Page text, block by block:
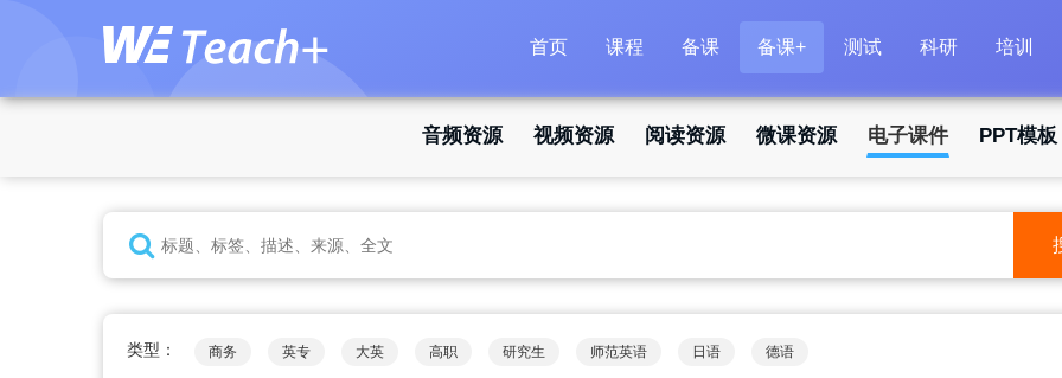
首页 课程 备课 备课+ 测试 科研 培训
音频资源 视频资源 阅读资源 微课资源 电子课件 PPT模板
类型： 商务 英专 大英 高职 研究生 师范英语 日语 德语